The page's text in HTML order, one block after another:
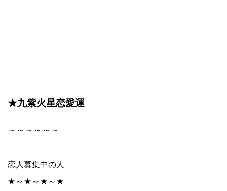
★九紫火星恋愛運
～～～～～～
恋人募集中の人
★～★～★～★